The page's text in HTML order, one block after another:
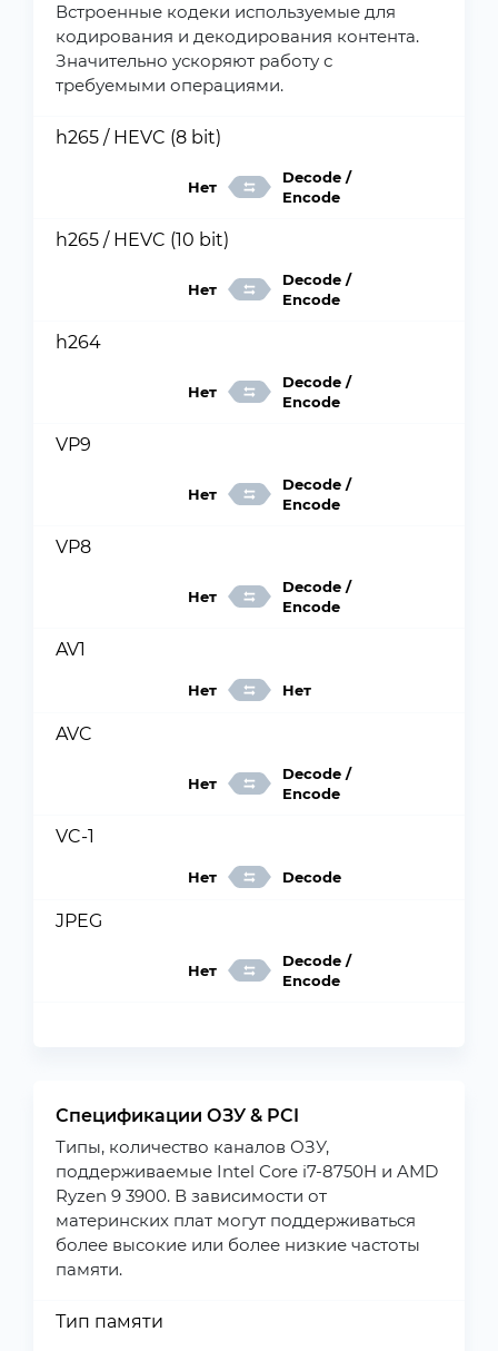
Встроенные кодеки используемые для
кодирования и декодирования контента.
Значительно ускоряют работу с
требуемыми операциями.
h265 / HEVC (8 bit)
Нет
Decode /
Encode
h265 / HEVC (10 bit)
Нет
Decode /
Encode
h264
Нет
Decode /
Encode
VP9
Нет
Decode /
Encode
VP8
Нет
Decode /
Encode
AV1
Нет Нет
AVC
Нет
Decode /
Encode
VC-1
Нет Decode
JPEG
Нет
Decode /
Encode
Спецификации ОЗУ & PCI
Типы, количество каналов ОЗУ,
поддерживаемые Intel Core i7-8750H и AMD
Ryzen 9 3900. В зависимости от
материнских плат могут поддерживаться
более высокие или более низкие частоты
памяти.
Тип памяти